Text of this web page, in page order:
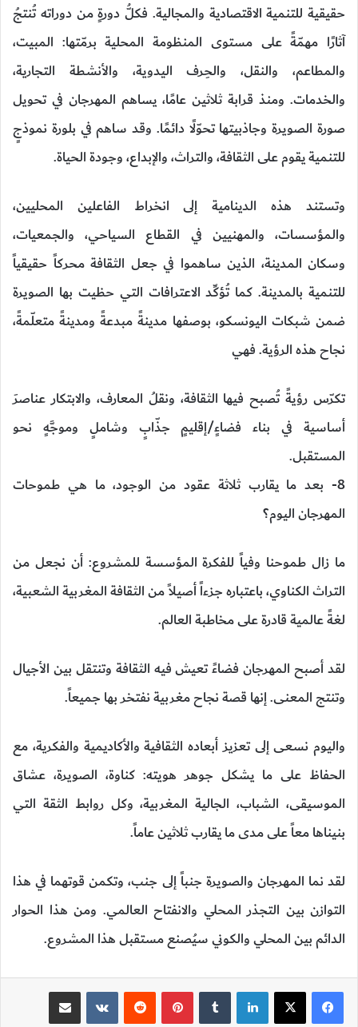
حقيقية للتنمية الاقتصادية والمجالية. فكلُّ دورةٍ من دوراته تُنتجُ
آثارًا مهمّةً على مستوى المنظومة المحلية برمّتها: المبيت،
والمطاعم، والنقل، والحِرف اليدوية، والأنشطة التجارية،
والخدمات. ومنذ قرابة ثلاثين عامًا، يساهم المهرجان في تحويل
صورة الصويرة وجاذبيتها تحوّلًا دائمًا. وقد ساهم في بلورة نموذجٍ
للتنمية يقوم على الثقافة، والتراث، والإبداع، وجودة الحياة.
وتستند هذه الدينامية إلى انخراط الفاعلين المحليين،
والمؤسسات، والمهنيين في القطاع السياحي، والجمعيات،
وسكان المدينة، الذين ساهموا في جعل الثقافة محركاً حقيقياً
للتنمية بالمدينة. كما تُؤكِّد الاعترافات التي حظيت بها الصويرة
ضمن شبكات اليونسكو، بوصفها مدينةً مبدعةً ومدينةً متعلّمةً،
نجاح هذه الرؤية. فهي
تكرّس رؤيةً تُصبح فيها الثقافة، ونقلُ المعارف، والابتكار عناصرَ
أساسية في بناء فضاءٍ/إقليمٍ جذّابٍ وشاملٍ وموجَّهٍ نحو
المستقبل.
8- بعد ما يقارب ثلاثة عقود من الوجود، ما هي طموحات
المهرجان اليوم؟
ما زال طموحنا وفياً للفكرة المؤسسة للمشروع: أن نجعل من
التراث الكناوي، باعتباره جزءاً أصيلاً من الثقافة المغربية الشعبية،
لغةً عالمية قادرة على مخاطبة العالم.
لقد أصبح المهرجان فضاءً تعيش فيه الثقافة وتنتقل بين الأجيال
وتنتج المعنى. إنها قصة نجاح مغربية نفتخر بها جميعاً.
واليوم نسعى إلى تعزيز أبعاده الثقافية والأكاديمية والفكرية، مع
الحفاظ على ما يشكل جوهر هويته: كناوة، الصويرة، عشاق
الموسيقى، الشباب، الجالية المغربية، وكل روابط الثقة التي
بنيناها معاً على مدى ما يقارب ثلاثين عاماً.
لقد نما المهرجان والصويرة جنباً إلى جنب، وتكمن قوتهما في هذا
التوازن بين التجذر المحلي والانفتاح العالمي. ومن هذا الحوار
الدائم بين المحلي والكوني سيُصنع مستقبل هذا المشروع.
لينكدإن بينتيريست